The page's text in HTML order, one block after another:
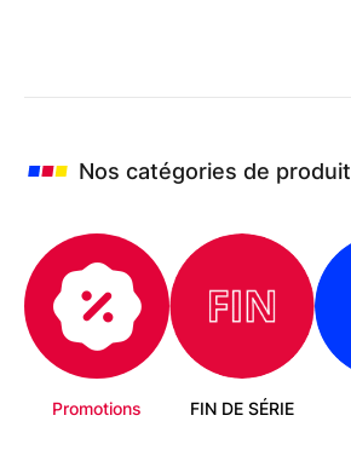
Nos catégories de produit
Promotions FIN DE SÉRIE